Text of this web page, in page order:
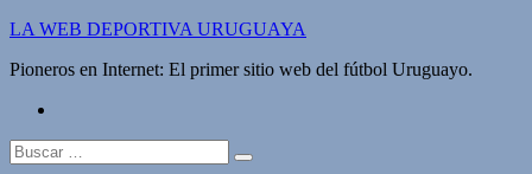
Saltar
contenido
LA WEB DEPORTIVA URUGUAYA
Pioneros en Internet: El primer sitio web del fútbol Uruguayo.
Buscar: